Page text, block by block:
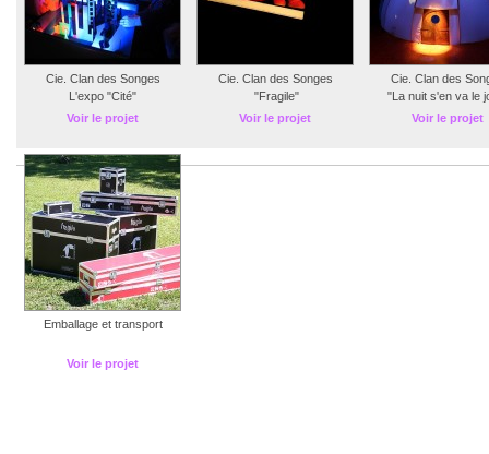
Cie. Clan des Songes
L'expo "Cité"
Voir le projet
Cie. Clan des Songes
"Fragile"
Voir le projet
Cie. Clan des
"La nuit s'en va le
Voir le projet
Emballage et transport
Voir le projet